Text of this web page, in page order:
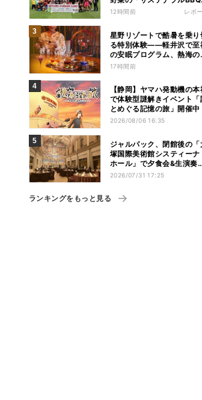
も楽しむ特別キャンプ
12時間前 レポ
星野リゾートで酷暑を乗り
る特別体験——軽井沢で至
の安眠プログラム、熱海の
火や北海道トマムのとうき
17時間前
【静岡】ヤマハ発動機の本
で体験型謎解きイベント「
とめぐる記憶の旅」開催中
2026/08/06 16:35
ジャルパック、閉館後の「
塚国際美術館システィーナ
ホール」で夕食会&生演奏
楽しむツアーを販売 – 徳島
2026/07/31 17:25
ランキングをもっと見る